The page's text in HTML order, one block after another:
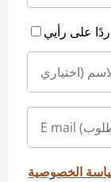
الخصوصية